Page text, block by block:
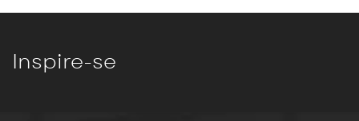
Inspire-se